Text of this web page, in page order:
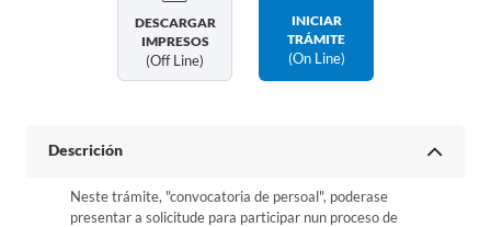
DESCARGAR
IMPRESOS
(off Line)
INICIAR
TRÁMITE
(on Line)
Descrición
Neste trámite, "convocatoria de persoal", poderase
presentar a solicitude para participar nun proceso de